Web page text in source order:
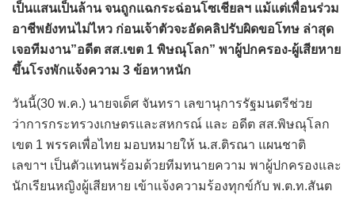
เป็นแสนเป็นล้าน จนถูกแฉกระฉ่อนโซเชียลฯ แม้แต่เพื่อนร่วม
อาชีพยังทนไม่ไหว ก่อนเจ้าตัวจะอัดคลิปรับผิดขอโทษ ล่าสุด
เจอทีมงาน”อดีต สส.เขต 1 พิษณุโลก” พาผู้ปกครอง-ผู้เสียหาย
ขึ้นโรงพักแจ้งความ 3 ข้อหาหนัก
วันนี้(30 พ.ค.) นายจเด็ศ จันทรา เลขานุการรัฐมนตรีช่วย
ว่าการกระทรวงเกษตรและสหกรณ์ และ อดีต สส.พิษณุโลก
เขต 1 พรรคเพื่อไทย มอบหมายให้ น.ส.ติรณา แผนชาติ
เลขาฯ เป็นตัวแทนพร้อมด้วยทีมทนายความ พาผู้ปกครองและ
นักเรียนหญิงผู้เสียหาย เข้าแจ้งความร้องทุกข์กับ พ.ต.ท.สันต